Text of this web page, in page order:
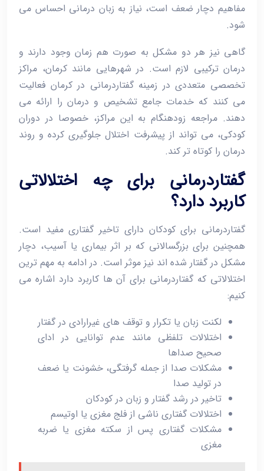
مفاهیم دچار ضعف است، نیاز به زبان ‌درمانی احساس می
‌شود.
گاهی نیز هر دو مشکل به ‌صورت هم‌ زمان وجود دارند و
درمان ترکیبی لازم است. در شهرهایی مانند کرمان، مراکز
تخصصی متعددی در زمینه گفتاردرمانی در کرمان فعالیت
می‌ کنند که خدمات جامع تشخیص و درمان را ارائه می
‌دهند. مراجعه زودهنگام به این مراکز، خصوصا در دوران
کودکی، می‌ تواند از پیشرفت اختلال جلوگیری کرده و روند
درمان را کوتاه ‌تر کند.
گفتاردرمانی برای چه اختلالاتی
کاربرد دارد؟
گفتاردرمانی برای کودکان دارای تاخیر گفتاری مفید است.
همچنین برای بزرگسالانی که بر اثر بیماری یا آسیب، دچار
مشکل در گفتار شده ‌اند نیز موثر است. در ادامه به مهم ‌ترین
اختلالاتی که گفتاردرمانی برای آن‌ ها کاربرد دارد اشاره می‌
کنیم:
لکنت زبان یا تکرار و توقف ‌های غیرارادی در گفتار
اختلالات تلفظی مانند عدم توانایی در ادای
صحیح صداها
مشکلات صدا از جمله گرفتگی، خشونت یا ضعف
در تولید صدا
تاخیر در رشد گفتار و زبان در کودکان
اختلالات گفتاری ناشی از فلج مغزی یا اوتیسم
مشکلات گفتاری پس از سکته مغزی یا ضربه
مغزی